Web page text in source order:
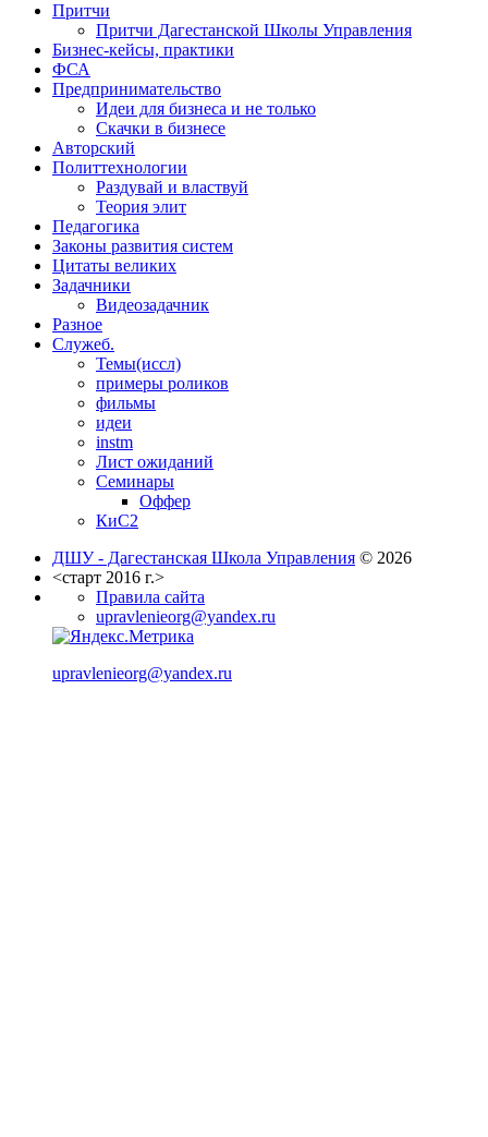
Притчи
Притчи Дагестанской Школы Управления
Бизнес-кейсы, практики
ФСА
Предпринимательство
Идеи для бизнеса и не только
Скачки в бизнесе
Авторский
Политтехнологии
Раздувай и властвуй
Теория элит
​Педагогика
Законы развития систем
Цитаты великих
Задачники
Видеозадачник
Разное
Служеб.
Темы(иссл)
примеры роликов
фильмы
идеи
instm
Лист ожиданий
Семинары
Оффер
КиС2
ДШУ - Дагестанская Школа Управления © 2026
<старт 2016 г.>
Правила сайта
upravlenieorg@yandex.ru
upravlenieorg@yandex.ru